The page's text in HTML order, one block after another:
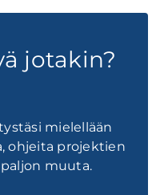
jotakin?
mielellään
ohjeita projektien
muuta.